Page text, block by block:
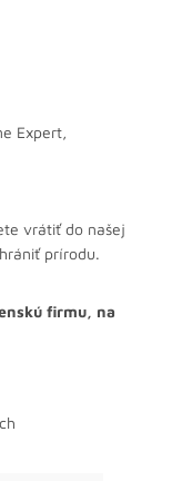
Expert,
vrátiť do našej
prírodu.
firmu, na